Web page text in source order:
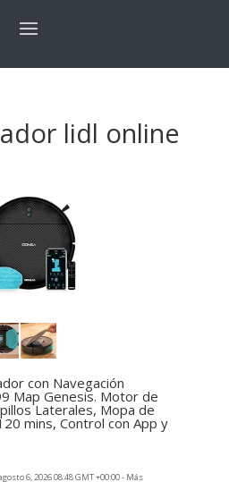
lidl online
con Navegación
Map Genesis. Motor de
Laterales, Mopa de
mins, Control con App y
6, 2026 08:48 GMT +00:00 - Más